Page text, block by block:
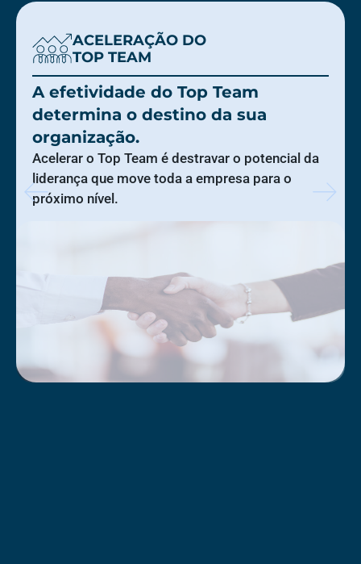
ACELERAÇÃO DO
TOP TEAM
A efetividade do Top Team
determina o destino da sua
organização.
Acelerar o Top Team é destravar o potencial da
liderança que move toda a empresa para o
próximo nível.